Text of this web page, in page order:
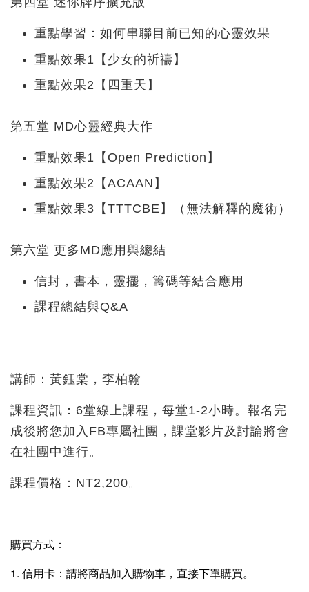
重點學習：如何串聯目前已知的心靈效果
重點效果1【少女的祈禱】
重點效果2【四重天】
第五堂 MD心靈經典大作
重點效果1【Open Prediction】
重點效果2【ACAAN】
重點效果3【TTTCBE】（無法解釋的魔術）
第六堂 更多MD應用與總結
信封，書本，靈擺，籌碼等結合應用
課程總結與Q&A
講師：黃鈺棠，李柏翰
課程資訊：6堂線上課程，每堂1-2小時。報名完
成後將您加入FB專屬社團，課堂影片及討論將會
在社團中進行。
課程價格：NT2,200。
購買方式：
1. 信用卡：請將商品加入購物車，直接下單購買。